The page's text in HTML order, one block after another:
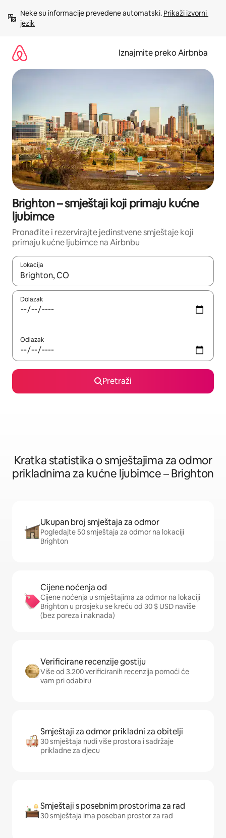
sadržaj
Neke su informacije prevedene automatski. Prikaži izvorni
jezik
Iznajmite preko Airbnba
Brighton – smještaji koji primaju kućne
ljubimce
Pronađite i rezervirajte jedinstvene smještaje koji
primaju kućne ljubimce na Airbnbu
Lokacija
Kada budu dostupni rezultati, moći ćete ih pregledati
Dolazak
Odlazak
Pretraži
Kratka statistika o smještajima za odmor
prikladnima za kućne ljubimce – Brighton
Ukupan broj smještaja za odmor
Pogledajte 50 smještaja za odmor na lokaciji
Brighton
Cijene noćenja od
Cijene noćenja u smještajima za odmor na lokaciji
Brighton u prosjeku se kreću od 30 $ USD naviše
(bez poreza i naknada)
Verificirane recenzije gostiju
Više od 3.200 verificiranih recenzija pomoći će
vam pri odabiru
Smještaji za odmor prikladni za obitelji
30 smještaja nudi više prostora i sadržaje
prikladne za djecu
Smještaji s posebnim prostorima za rad
30 smještaja ima poseban prostor za rad